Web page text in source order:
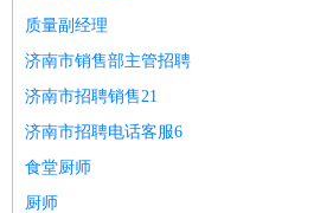
质量副经理
济南市销售部主管招聘
济南市招聘销售21
济南市招聘电话客服6
食堂厨师
厨师